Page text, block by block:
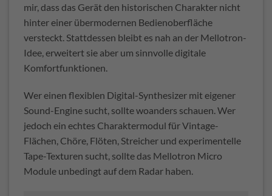
mir, dass das Gerät den historischen Charakter nicht
hinter einer übermodernen Bedienoberfläche
versteckt. Stattdessen bleibt es nah an der Mellotron-
Idee, erweitert sie aber um sinnvolle digitale
Komfortfunktionen.
Wer einen flexiblen Digital-Synthesizer mit eigener
Sound-Engine sucht, sollte woanders schauen. Wer
jedoch ein echtes Charaktermodul für Vintage-
Flächen, Chöre, Flöten, Streicher und experimentelle
Tape-Texturen sucht, sollte das Mellotron Micro
Module unbedingt auf dem Radar haben.